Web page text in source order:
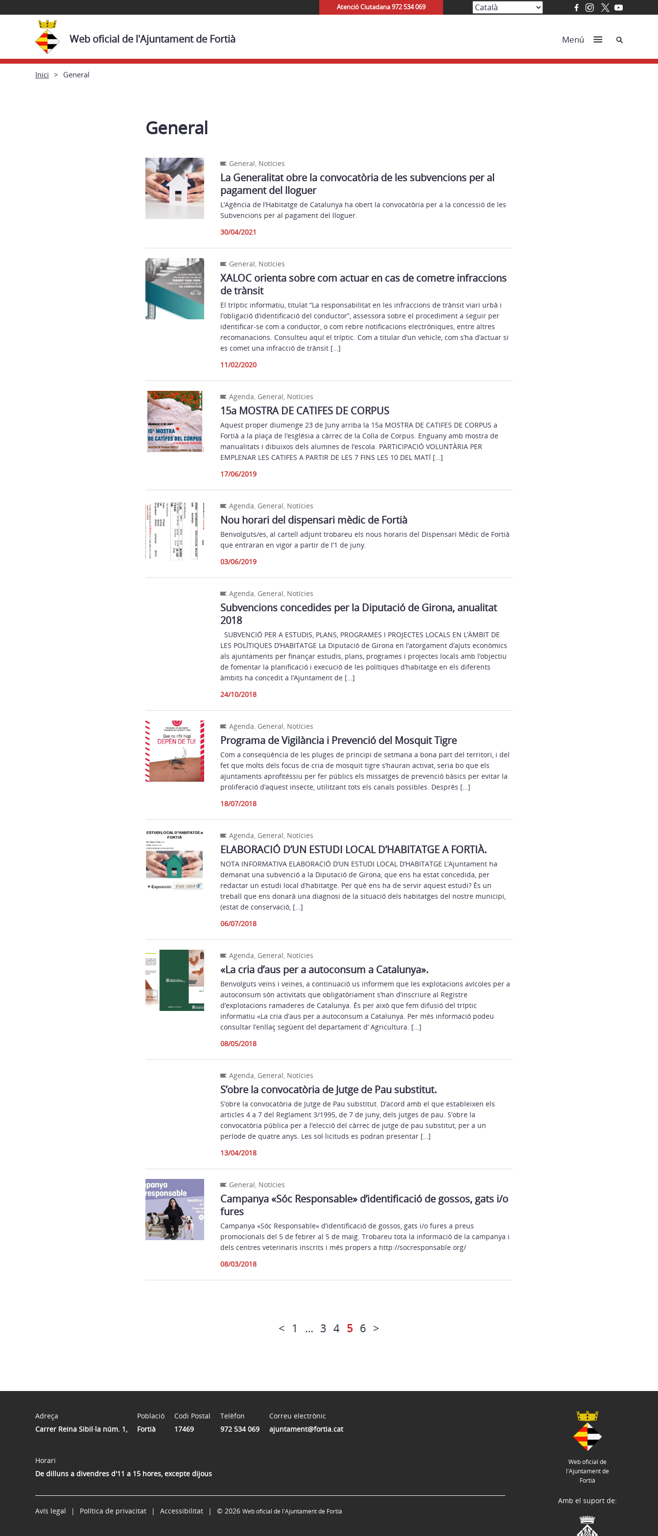
Atenció Ciutadana 972 534 069
Web oficial de l'Ajuntament de Fortià Menú Cerca
Inici General
General
General, Notícies
La Generalitat obre la convocatòria de les subvencions per al
pagament del lloguer
L’Agència de l’Habitatge de Catalunya ha obert la convocatòria per a la concessió de les
Subvencions per al pagament del lloguer.
30/04/2021
General, Notícies
XALOC orienta sobre com actuar en cas de cometre infraccions
de trànsit
El tríptic informatiu, titulat “La responsabilitat en les infraccions de trànsit viari urbà i
l’obligació d’identificació del conductor”, assessora sobre el procediment a seguir per
identificar-se com a conductor, o com rebre notificacions electròniques, entre altres
recomanacions. Consulteu aquí el tríptic. Com a titular d’un vehicle, com s’ha d’actuar si
es comet una infracció de trànsit […]
11/02/2020
Agenda, General, Notícies
15a MOSTRA DE CATIFES DE CORPUS
Aquest proper diumenge 23 de Juny arriba la 15a MOSTRA DE CATIFES DE CORPUS a
Fortià a la plaça de l’església a càrrec de la Colla de Corpus. Enguany amb mostra de
manualitats i dibuixos dels alumnes de l’escola. PARTICIPACIÓ VOLUNTÀRIA PER
EMPLENAR LES CATIFES A PARTIR DE LES 7 FINS LES 10 DEL MATÍ […]
17/06/2019
Agenda, General, Notícies
Nou horari del dispensari mèdic de Fortià
Benvolguts/es, al cartell adjunt trobareu els nous horaris del Dispensari Mèdic de Fortià
que entraran en vigor a partir de l’1 de juny.
03/06/2019
Agenda, General, Notícies
Subvencions concedides per la Diputació de Girona, anualitat
2018
SUBVENCIÓ PER A ESTUDIS, PLANS, PROGRAMES I PROJECTES LOCALS EN L’ÀMBIT DE
LES POLÍTIQUES D’HABITATGE La Diputació de Girona en l’atorgament d’ajuts econòmics
als ajuntaments per finançar estudis, plans, programes i projectes locals amb l’objectiu
de fomentar la planificació i execució de les polítiques d’habitatge en els diferents
àmbits ha concedit a l’Ajuntament de […]
24/10/2018
Agenda, General, Notícies
Programa de Vigilància i Prevenció del Mosquit Tigre
Com a conseqüència de les pluges de principi de setmana a bona part del territori, i del
fet que molts dels focus de cria de mosquit tigre s’hauran activat, seria bo que els
ajuntaments aprofitéssiu per fer públics els missatges de prevenció bàsics per evitar la
proliferació d’aquest insecte, utilitzant tots els canals possibles. Després […]
18/07/2018
Agenda, General, Notícies
ELABORACIÓ D’UN ESTUDI LOCAL D’HABITATGE A FORTIÀ.
NOTA INFORMATIVA ELABORACIÓ D’UN ESTUDI LOCAL D’HABITATGE L’Ajuntament ha
demanat una subvenció a la Diputació de Girona, que ens ha estat concedida, per
redactar un estudi local d’habitatge. Per què ens ha de servir aquest estudi? És un
treball que ens donarà una diagnosi de la situació dels habitatges del nostre municipi,
(estat de conservació, […]
06/07/2018
Agenda, General, Notícies
«La cria d’aus per a autoconsum a Catalunya».
Benvolguts veïns i veïnes, a continuació us informem que les explotacions avícoles per a
autoconsum són activitats que obligatòriament s’han d’inscriure al Registre
d’explotacions ramaderes de Catalunya. És per això que fem difusió del tríptic
informatiu «La cria d’aus per a autoconsum a Catalunya. Per més informació podeu
consultar l’enllaç següent del departament d’ Agricultura. […]
08/05/2018
Agenda, General, Notícies
S’obre la convocatòria de Jutge de Pau substitut.
S’obre la convocatòria de Jutge de Pau substitut. D’acord amb el que estableixen els
articles 4 a 7 del Reglament 3/1995, de 7 de juny, dels jutges de pau. S’obre la
convocatòria pública per a l’elecció del càrrec de jutge de pau substitut, per a un
període de quatre anys. Les sol·licituds es podran presentar […]
13/04/2018
General, Notícies
Campanya «Sóc Responsable» d’identificació de gossos, gats i/o
fures
Campanya «Sóc Responsable» d’identificació de gossos, gats i/o fures a preus
promocionals del 5 de febrer al 5 de maig. Trobareu tota la informació de la campanya i
dels centres veterinaris inscrits i més propers a http://socresponsable.org/
08/03/2018
< 1 … 3 4 5 6 >
Adreça
Carrer Reina Sibil·la núm. 1,
Població
Fortià
Codi Postal
17469
Telèfon
972 534 069
Correu electrònic
ajuntament@fortia.cat
Horari
De dilluns a divendres d'11 a 15 hores, excepte dijous
Web oficial de
l'Ajuntament de
Fortià
Avís legal Política de privacitat Accessibilitat © 2026 Web oficial de l'Ajuntament de Fortià
Amb el suport de: